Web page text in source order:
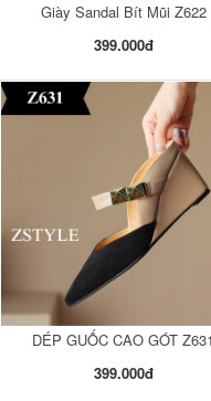
Giày Sandal Bít Mũi Z622
399.000đ
DÉP GUỐC CAO GÓT Z631
399.000đ